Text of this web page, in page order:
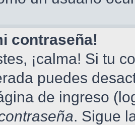
contraseña!
¡calma! Si tu
puedes
de ingreso
. Sigue